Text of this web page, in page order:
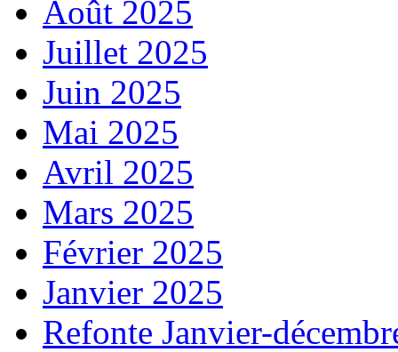
Août 2025
Juillet 2025
Juin 2025
Mai 2025
Avril 2025
Mars 2025
Février 2025
Janvier 2025
Refonte Janvier-